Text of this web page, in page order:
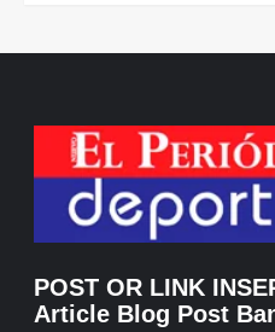
POST OR LINK
Article Blog Post